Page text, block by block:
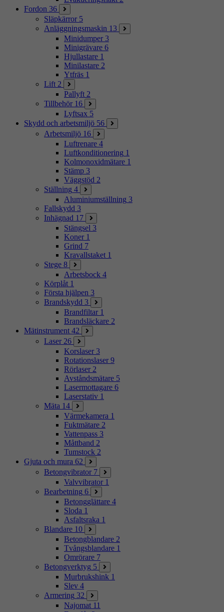
Fordon 36
Släpkärror 5
Anläggningsmaskin 13
Minidumper 3
Minigrävare 6
Hjullastare 1
Minilastare 2
Ytfräs 1
Lift 2
Pallyft 2
Tillbehör 16
Lyftsax 5
Skydd och arbetsmiljö 56
Arbetsmiljö 16
Luftrenare 4
Luftkonditionering 1
Kolmonoxidmätare 1
Stämp 3
Väggstöd 2
Ställning 4
Aluminiumställning 3
Fallskydd 3
Inhägnad 17
Stängsel 3
Koner 1
Grind 7
Kravallstaket 1
Stege 8
Arbetsbock 4
Körplåt 1
Första hjälpen 3
Brandskydd 3
Brandfiltar 1
Brandsläckare 2
Mätinstrument 42
Laser 26
Korslaser 3
Rotationslaser 9
Rörlaser 2
Avståndsmätare 5
Lasermottagare 6
Laserstativ 1
Mäta 14
Värmekamera 1
Fuktmätare 2
Vattenpass 3
Måttband 2
Tumstock 2
Gjuta och mura 62
Betongvibrator 7
Valvvibrator 1
Bearbetning 6
Betongglättare 4
Sloda 1
Asfaltsraka 1
Blandare 10
Betongblandare 2
Tvångsblandare 1
Omrörare 7
Betongverktyg 5
Murbrukshink 1
Slev 4
Armering 32
Najomat 11